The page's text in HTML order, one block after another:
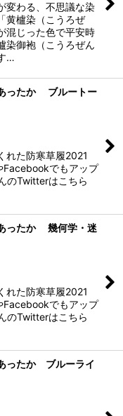
変わる、不思議な染
黄櫨染（こうろぜ
混じった色で平安時
染御袍（こうろぜん
…
ったか ブルートー
れた防寒草履2021
でもアップ
のTwitterはこちら
ったか 幾何学・迷
れた防寒草履2021
でもアップ
のTwitterはこちら
ったか ブルーライ